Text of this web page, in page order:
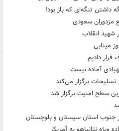
مزدوران سعودی
شهید انقلاب
مینابی
قرار دادیم
آماده نیست
برگزار می‌کند
جنوب استان سیستان و بلوچستان